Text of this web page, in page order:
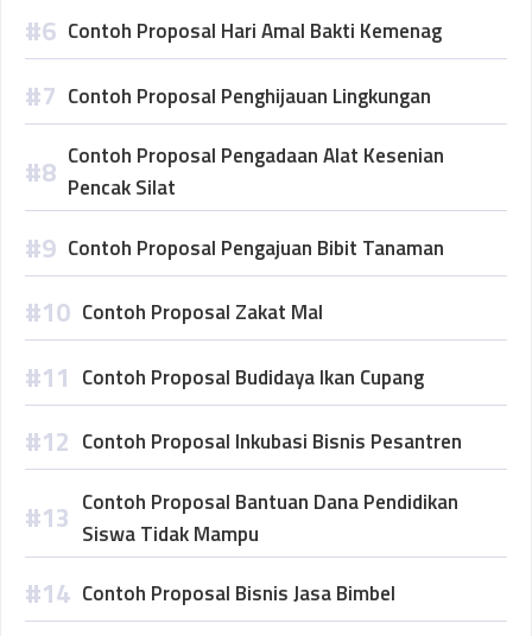
Contoh Proposal Hari Amal Bakti Kemenag
Contoh Proposal Penghijauan Lingkungan
Contoh Proposal Pengadaan Alat Kesenian
Pencak Silat
Contoh Proposal Pengajuan Bibit Tanaman
Contoh Proposal Zakat Mal
Contoh Proposal Budidaya Ikan Cupang
Contoh Proposal Inkubasi Bisnis Pesantren
Contoh Proposal Bantuan Dana Pendidikan
Siswa Tidak Mampu
Contoh Proposal Bisnis Jasa Bimbel